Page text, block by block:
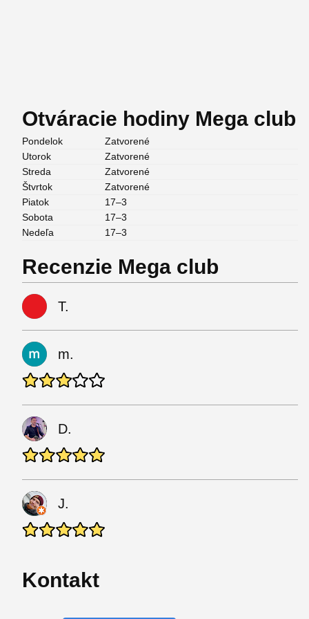
Otváracie hodiny Mega club
Pondelok
Zatvorené
Utorok
Zatvorené
Streda
Zatvorené
Štvrtok
Zatvorené
Piatok
17–3
Sobota
17–3
Nedeľa
17–3
Recenzie Mega club
T.
m.
D.
J.
Kontakt